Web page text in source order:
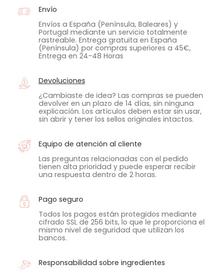
Envío
Envíos a España (Península, Baleares) y
Portugal mediante un servicio totalmente
rastreable. Entrega gratuita en España
(Península) por compras superiores a 45€,
Entrega en 24-48 Horas
Devoluciones
¿Cambiaste de idea? Las compras se pueden
devolver en un plazo de 14 días, sin ninguna
explicación. Los artículos deben estar sin usar,
sin abrir y tener los sellos originales intactos.
Equipo de atención al cliente
Las preguntas relacionadas con el pedido
tienen alta prioridad y puede esperar recibir
una respuesta dentro de 2 horas.
Pago seguro
Todos los pagos están protegidos mediante
cifrado SSL de 256 bits, lo que le proporciona el
mismo nivel de seguridad que utilizan los
bancos.
Responsabilidad sobre ingredientes